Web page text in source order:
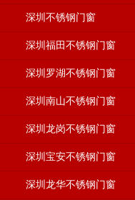
深圳不锈钢门窗
深圳福田不锈钢门窗
深圳罗湖不锈钢门窗
深圳南山不锈钢门窗
深圳龙岗不锈钢门窗
深圳宝安不锈钢门窗
深圳龙华不锈钢门窗